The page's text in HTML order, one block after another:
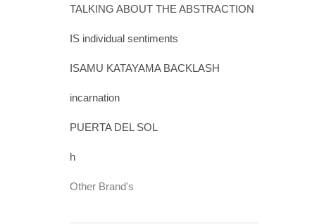
TALKING ABOUT THE ABSTRACTION
IS individual sentiments
ISAMU KATAYAMA BACKLASH
incarnation
PUERTA DEL SOL
h
Other Brand's